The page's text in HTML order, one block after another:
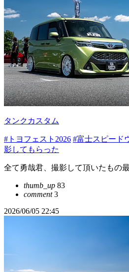
タンクカスタム
#トヨフェスト2026 #富士スピード
影してもらった
全て勇哉君、撮影して頂いたもの
thumb_up 83
comment3
2026/06/05 22:45